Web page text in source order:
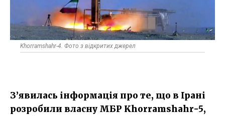
Khorramshahr-4. Фото з відкритих джерел
З’явилась інформація про те, що в Ірані
розробили власну МБР Khorramshahr-5,